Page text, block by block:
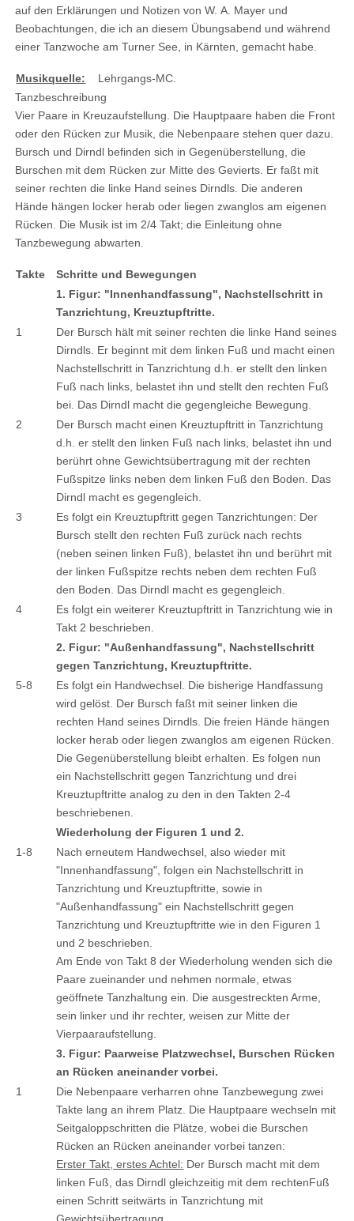
auf den Erklärungen und Notizen von W. A. Mayer und
Beobachtungen, die ich an diesem Übungsabend und während
einer Tanzwoche am Turner See, in Kärnten, gemacht habe.
Musikquelle:
Lehrgangs-MC.
Tanzbeschreibung
Vier Paare in Kreuzaufstellung. Die Hauptpaare haben die Front
oder den Rücken zur Musik, die Nebenpaare stehen quer dazu.
Bursch und Dirndl befinden sich in Gegenüberstellung, die
Burschen mit dem Rücken zur Mitte des Gevierts. Er faßt mit
seiner rechten die linke Hand seines Dirndls. Die anderen
Hände hängen locker herab oder liegen zwanglos am eigenen
Rücken. Die Musik ist im 2/4 Takt; die Einleitung ohne
Tanzbewegung abwarten.
Takte
Schritte und Bewegungen
1. Figur: "Innenhandfassung", Nachstellschritt in
Tanzrichtung, Kreuztupftritte.
1
Der Bursch hält mit seiner rechten die linke Hand seines
Dirndls. Er beginnt mit dem linken Fuß und macht einen
Nachstellschritt in Tanzrichtung d.h. er stellt den linken
Fuß nach links, belastet ihn und stellt den rechten Fuß
bei. Das Dirndl macht die gegengleiche Bewegung.
2
Der Bursch macht einen Kreuztupftritt in Tanzrichtung
d.h. er stellt den linken Fuß nach links, belastet ihn und
berührt ohne Gewichtsübertragung mit der rechten
Fußspitze links neben dem linken Fuß den Boden. Das
Dirndl macht es gegengleich.
3
Es folgt ein Kreuztupftritt gegen Tanzrichtungen: Der
Bursch stellt den rechten Fuß zurück nach rechts
(neben seinen linken Fuß), belastet ihn und berührt mit
der linken Fußspitze rechts neben dem rechten Fuß
den Boden. Das Dirndl macht es gegengleich.
4
Es folgt ein weiterer Kreuztupftritt in Tanzrichtung wie in
Takt 2 beschrieben.
2. Figur: "Außenhandfassung", Nachstellschritt
gegen Tanzrichtung, Kreuztupftritte.
5-8
Es folgt ein Handwechsel. Die bisherige Handfassung
wird gelöst. Der Bursch faßt mit seiner linken die
rechten Hand seines Dirndls. Die freien Hände hängen
locker herab oder liegen zwanglos am eigenen Rücken.
Die Gegenüberstellung bleibt erhalten. Es folgen nun
ein Nachstellschritt gegen Tanzrichtung und drei
Kreuztupftritte analog zu den in den Takten 2-4
beschriebenen.
Wiederholung der Figuren 1 und 2.
1-8
Nach erneutem Handwechsel, also wieder mit
"Innenhandfassung", folgen ein Nachstellschritt in
Tanzrichtung und Kreuztupftritte, sowie in
"Außenhandfassung" ein Nachstellschritt gegen
Tanzrichtung und Kreuztupftritte wie in den Figuren 1
und 2 beschrieben.
Am Ende von Takt 8 der Wiederholung wenden sich die
Paare zueinander und nehmen normale, etwas
geöffnete Tanzhaltung ein. Die ausgestreckten Arme,
sein linker und ihr rechter, weisen zur Mitte der
Vierpaaraufstellung.
3. Figur: Paarweise Platzwechsel, Burschen Rücken
an Rücken aneinander vorbei.
1
Die Nebenpaare verharren ohne Tanzbewegung zwei
Takte lang an ihrem Platz. Die Hauptpaare wechseln mit
Seitgaloppschritten die Plätze, wobei die Burschen
Rücken an Rücken aneinander vorbei tanzen:
Erster Takt, erstes Achtel: Der Bursch macht mit dem
linken Fuß, das Dirndl gleichzeitig mit dem rechtenFuß
einen Schritt seitwärts in Tanzrichtung mit